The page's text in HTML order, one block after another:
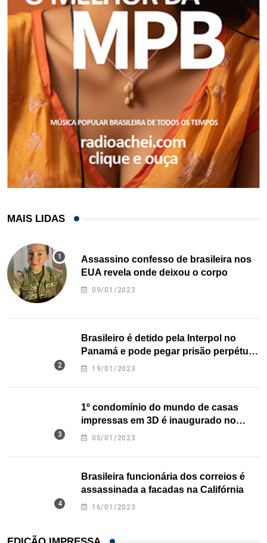
MAIS LIDAS
Assassino confesso de brasileira nos
EUA revela onde deixou o corpo
09/01/2023
Brasileiro é detido pela Interpol no
Panamá e pode pegar prisão perpétua
nos EUA
19/01/2023
1º condomínio do mundo de casas
impressas em 3D é inaugurado no
Texas
05/01/2023
Brasileira funcionária dos correios é
assassinada a facadas na Califórnia
16/01/2023